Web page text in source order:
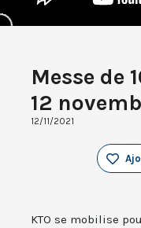
Messe de
12
12/11/2021
KTO se mobilise